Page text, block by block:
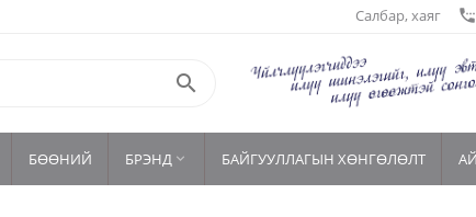
Салбар, хаяг settings_phone

БӨӨНИЙ БРЭНД  БАЙГУУЛЛАГЫН ХӨНГӨЛӨЛТ